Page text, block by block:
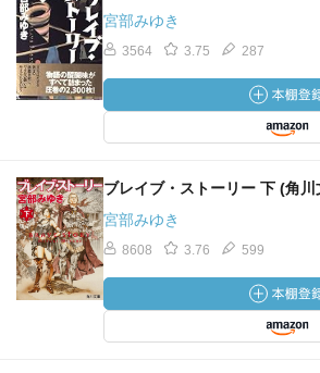
宮部みゆき
3564 3.75 287
ブレイブ・ストーリー 下 (角川
宮部みゆき
8608 3.76 599